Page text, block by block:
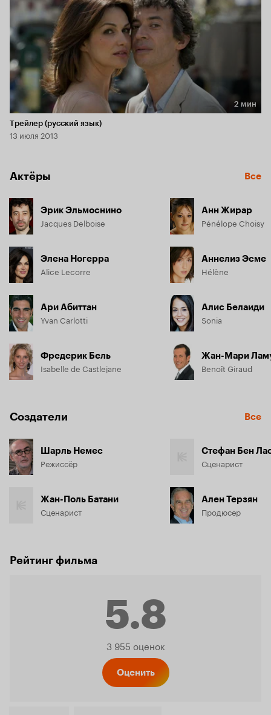
Длительность 2 мин
2 мин
Трейлер (русский язык)
13 июля 2013
Актёры Все
Эрик Эльмоснино
Jacques Delboise
Элена Ногерра
Alice Lecorre
Ари Абиттан
Yvan Carlotti
Фредерик Бель
Isabelle de Castlejane
Анн Жирар
Pénélope Choisy
Аннелиз Эсме
Hélène
Алис Белаиди
Sonia
Жан-Мари
Benoît Giraud
Создатели Все
Шарль Немес
Режиссёр
Жан-Поль Батани
Сценарист
Стефан Бен
Сценарист
Ален Терзян
Продюсер
Рейтинг фильма
5.8
Рейтинг
3 955 оценок
Оценить